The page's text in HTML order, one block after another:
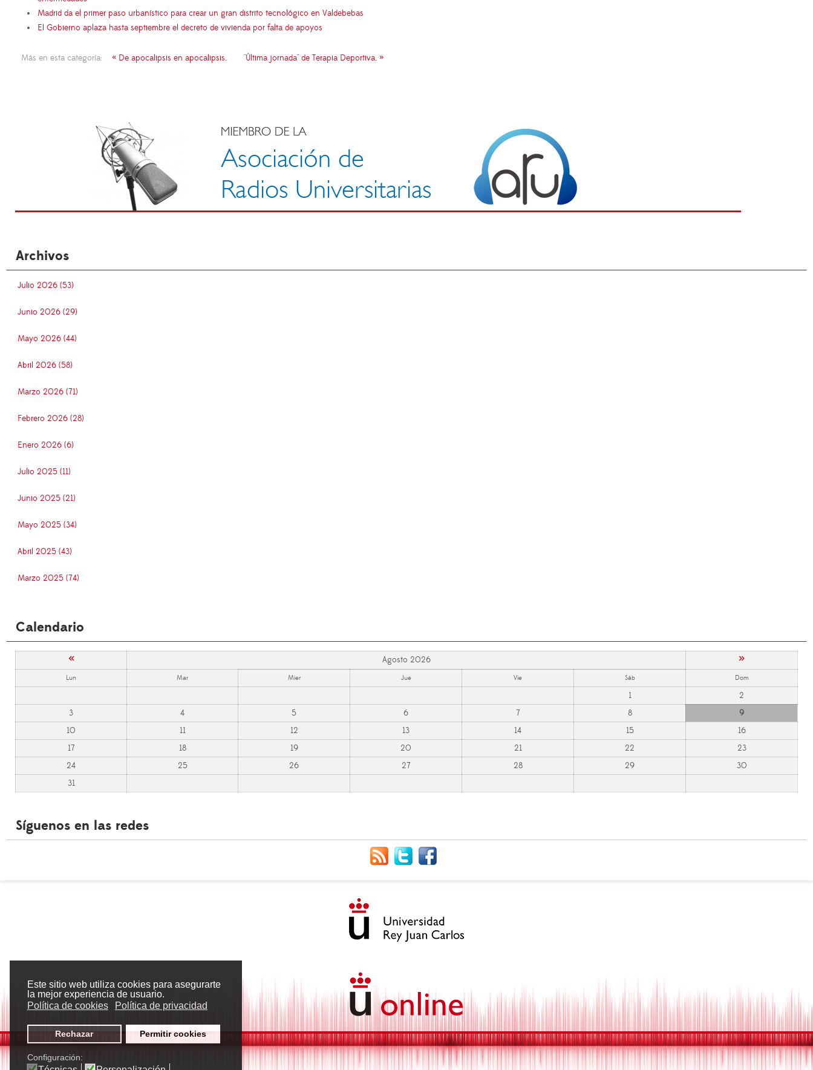
Este sitio web utiliza cookies para asegurarte
la mejor experiencia de usuario.
Política de cookies
Política de privacidad
Rechazar Permitir cookies
Configuración:
Madrid da el primer paso urbanístico para crear un gran distrito tecnológico en Valdebebas
El Gobierno aplaza hasta septiembre el decreto de vivienda por falta de apoyos
Más en esta categoría: « De apocalipsis en apocalipsis. "Última jornada" de Terapia Deportiva. »
Archivos
Julio 2026 (53)
Junio 2026 (29)
Mayo 2026 (44)
Abril 2026 (58)
Marzo 2026 (71)
Febrero 2026 (28)
Enero 2026 (6)
Julio 2025 (11)
Junio 2025 (21)
Mayo 2025 (34)
Abril 2025 (43)
Marzo 2025 (74)
Calendario
« Agosto 2026 »
Lun Mar Mier Jue Vie Sáb Dom
1
2
3
4 5 6 7 8
9
10
11 12 13 14 15
16
17
18 19 20 21 22
23
24
25 26 27 28 29
30
31
Síguenos en las redes